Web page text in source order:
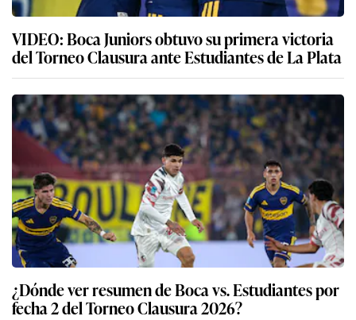
VIDEO: Boca Juniors obtuvo su primera victoria
del Torneo Clausura ante Estudiantes de La Plata
¿Dónde ver resumen de Boca vs. Estudiantes por
fecha 2 del Torneo Clausura 2026?